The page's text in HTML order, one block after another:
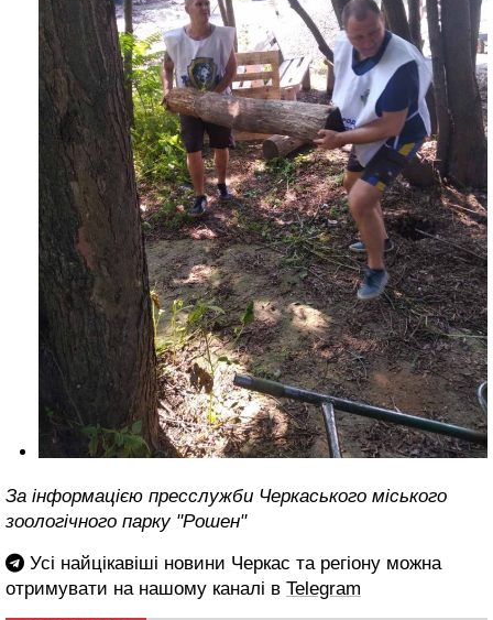
За інформацією пресслужби Черкаського міського
зоологічного парку "Рошен"
Усі найцікавіші новини Черкас та регіону можна
отримувати на нашому каналі в Telegram